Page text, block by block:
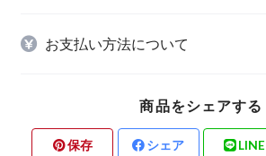
お支払い方法について
商品をシェアする
保存 シェア LINE